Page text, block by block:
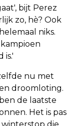
bijt Perez
zo, hè? Ook
niks.
is.'
nu met
droomloting.
de laatste
Het is pas